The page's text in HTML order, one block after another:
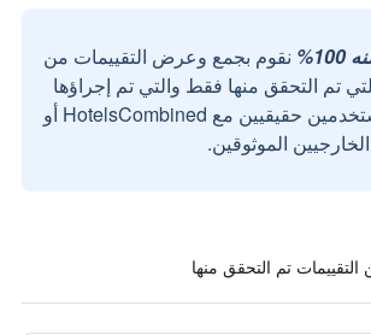
نقوم بجمع وعرض التقييمات من
تم التحقق منها فقط والتي تم إجراؤها
بواسطة مستخدمين حقيقيين مع HotelsCombined أو
الموثوقين.